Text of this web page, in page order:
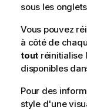
sous les onglets
Vous pouvez
à côté de
tout réinitialise
disponibles
Pour des
style d'une